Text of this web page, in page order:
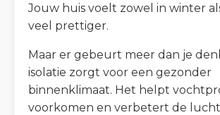
Jouw huis voelt zowel in winter
veel prettiger.
Maar er gebeurt meer dan je
isolatie zorgt voor een gezonder
binnenklimaat. Het helpt
voorkomen en verbetert de